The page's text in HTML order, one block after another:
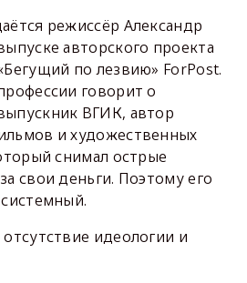
режиссёр Александр
авторского проекта
по лезвию» ForPost.
говорит о
ВГИК, автор
и художественных
снимал острые
свои деньги. Поэтому его
идеологии и